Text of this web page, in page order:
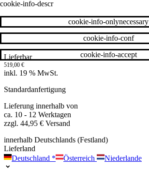
Lieferbar
519,00 €
inkl. 19 % MwSt.
Standardanfertigung
Lieferung innerhalb von
ca. 10 - 12 Werktagen
zzgl. 44,95 € Versand
innerhalb Deutschlands (Festland)
Lieferland
Deutschland * Österreich Niederlande
cookie-info-descr
cookie-info-accept
cookie-info-conf
cookie-info-onlynecessary